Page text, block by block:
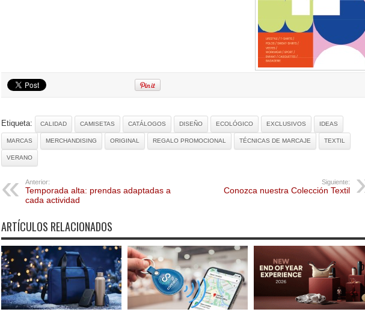
Etiqueta: CALIDAD CAMISETAS CATÁLOGOS DISEÑO ECOLÓGICO EXCLUSIVOS IDEAS
MARCAS MERCHANDISING ORIGINAL REGALO PROMOCIONAL TÉCNICAS DE MARCAJE TEXTIL
VERANO
Anterior:
Temporada alta: prendas adaptadas a
cada actividad
Siguiente:
Conozca nuestra Colección Textil
ARTÍCULOS RELACIONADOS